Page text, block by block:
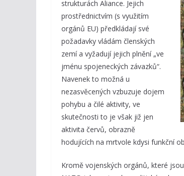
strukturách Aliance. Jejich
prostřednictvím (s využitím
orgánů EU) předkládají své
požadavky vládám členských
zemí a vyžadují jejich plnění „ve
jménu spojeneckých závazků“.
Navenek to možná u
nezasvěcených vzbuzuje dojem
pohybu a čilé aktivity, ve
skutečnosti to je však již jen
aktivita červů, obrazně
hodujících na mrtvole kdysi funkční
Kromě vojenských orgánů, které